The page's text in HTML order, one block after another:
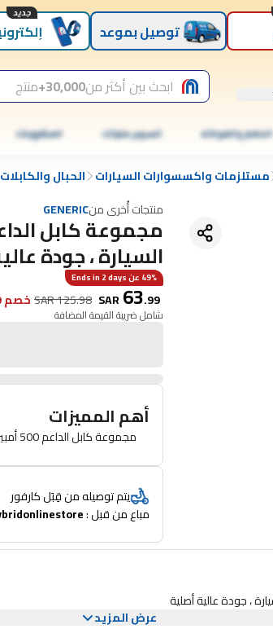
توصيل بموعد
جديد
ابحث بين أكثر من30,000+ منتج
الخضار والفواكه السوبر ماركت المشروبات
مستلزمات واكسسوارات السيارات الحبال والكابلات
منتجات أُخرى منGENERIC
السيارة ، جودة
49% عن Ends in 2 days
SAR63.99
SAR125.98 خصم 49%
شامل ضريبة القيمة المضافة
أهم المميزات
مجموعة كابل الداعم 500 أمبير لبدء طوارئ السيارة ، جودة عالية أصلية
يتم توصيله من قِبَل كارفور
مباع من قبل :
عرض المزيد